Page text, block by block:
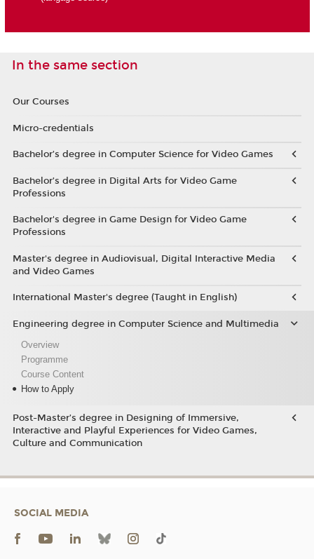
In the same section
Our Courses
Micro-credentials
Bachelor’s degree in Computer Science for Video Games
Bachelor’s degree in Digital Arts for Video Game
Professions
Bachelor's degree in Game Design for Video Game
Professions
Master's degree in Audiovisual, Digital Interactive Media
and Video Games
International Master's degree (Taught in English)
Engineering degree in Computer Science and Multimedia
Overview
Programme
Course Content
How to Apply
Post-Master’s degree in Designing of Immersive,
Interactive and Playful Experiences for Video Games,
Culture and Communication
SOCIAL MEDIA